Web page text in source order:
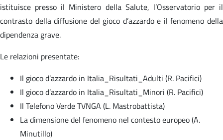
istituisce presso il Ministero della Salute, l’Osservatorio per il
contrasto della diffusione del gioco d’azzardo e il fenomeno della
dipendenza grave.
Le relazioni presentate:
Il gioco d’azzardo in Italia_Risultati_Adulti (R. Pacifici)
Il gioco d’azzardo in Italia_Risultati_Minori (R. Pacifici)
Il Telefono Verde TVNGA (L. Mastrobattista)
La dimensione del fenomeno nel contesto europeo (A.
Minutillo)